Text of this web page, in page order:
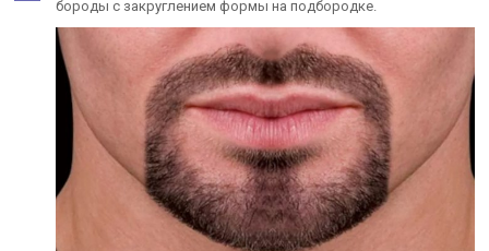
бороды с закруглением формы на подбородке.